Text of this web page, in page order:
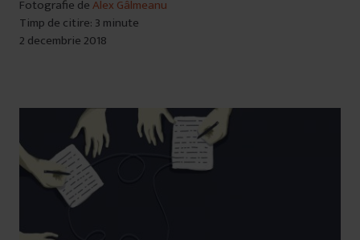
Fotografie deAlex Gâlmeanu
Timp de citire: 3 minute
2 decembrie 2018